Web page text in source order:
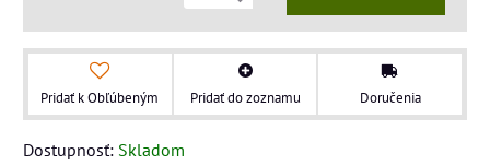
Pridať k Obľúbeným Pridať do zoznamu Doručenia
Dostupnosť: Skladom